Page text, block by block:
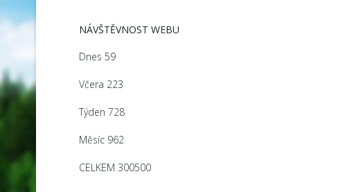
NÁVŠTĚVNOST WEBU
Dnes 59
Včera 223
Týden 728
Měsíc 962
CELKEM 300500